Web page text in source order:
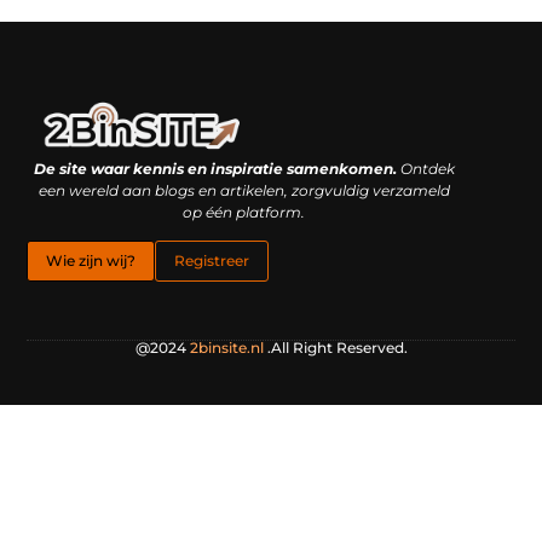
De site waar kennis en inspiratie samenkomen.Ontdek
een wereld aan blogs en artikelen, zorgvuldig verzameld
op één platform.
Wie zijn wij? Registreer
@2024 2binsite.nl.All Right Reserved.